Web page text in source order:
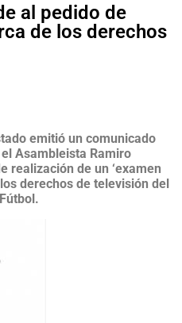
al pedido de
de los derechos
emitió un comunicado
Asambleista Ramiro
realización de un ‘examen
derechos de televisión del